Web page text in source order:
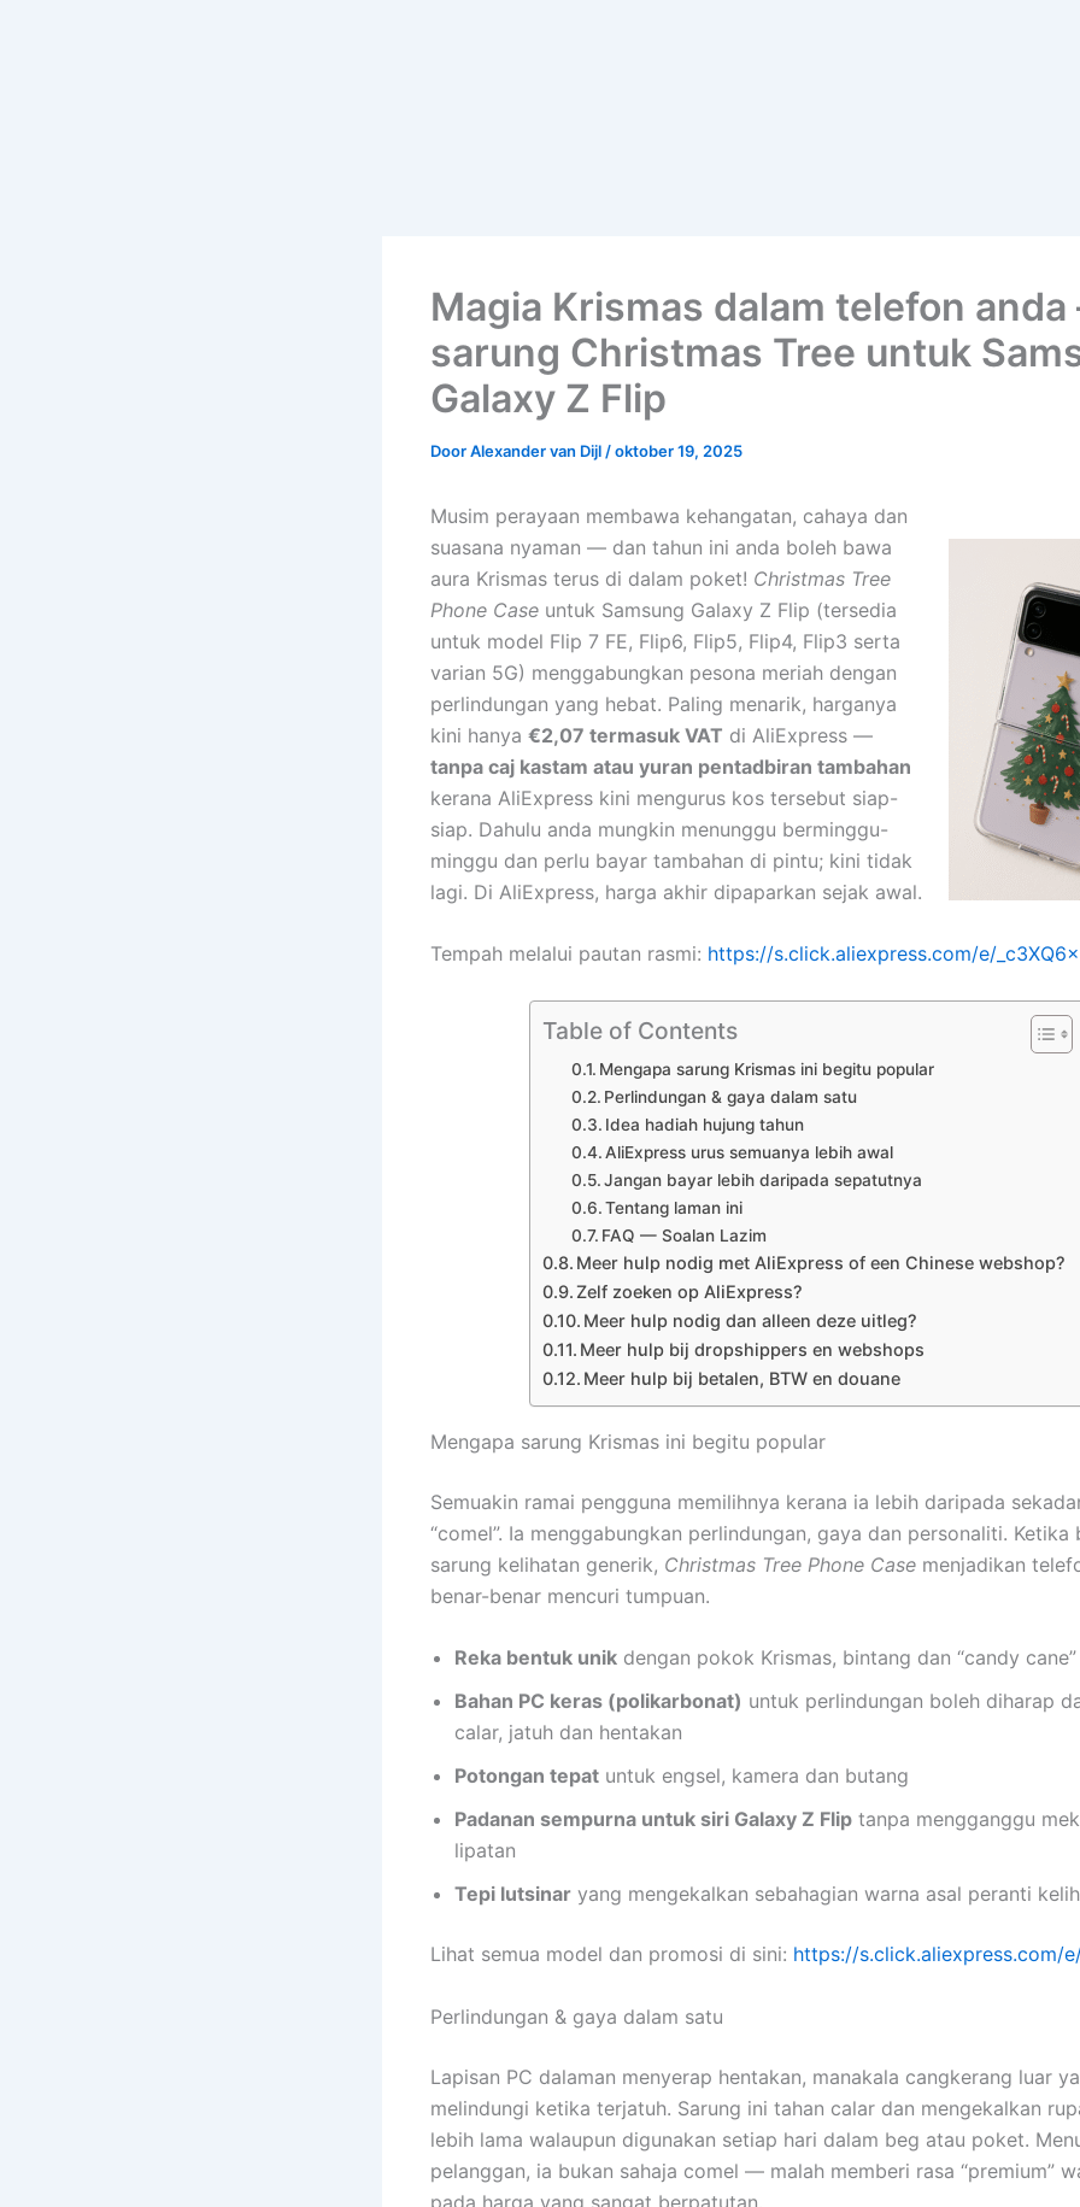
Magia Krismas dalam telefon
sarung Christmas Tree untuk
Galaxy Z Flip
DoorAlexander van Dijl /oktober 19, 2025
Musim perayaan membawa kehangatan, cahaya dan
suasana nyaman — dan tahun ini anda boleh bawa
aura Krismas terus di dalam poket! Christmas Tree
Phone Case untuk Samsung Galaxy Z Flip (tersedia
untuk model Flip 7 FE, Flip6, Flip5, Flip4, Flip3 serta
varian 5G) menggabungkan pesona meriah dengan
perlindungan yang hebat. Paling menarik, harganya
kini hanya €2,07 termasuk VAT di AliExpress —
tanpa caj kastam atau yuran pentadbiran tambahan
kerana AliExpress kini mengurus kos tersebut siap-
siap. Dahulu anda mungkin menunggu berminggu-
minggu dan perlu bayar tambahan di pintu; kini tidak
lagi. Di AliExpress, harga akhir dipaparkan sejak awal.
Tempah melalui pautan rasmi: https://s.click.aliexpress.com/e/
Table of Contents
Mengapa sarung Krismas ini begitu popular
Perlindungan & gaya dalam satu
Idea hadiah hujung tahun
AliExpress urus semuanya lebih awal
Jangan bayar lebih daripada sepatutnya
Tentang laman ini
FAQ — Soalan Lazim
Meer hulp nodig met AliExpress of een Chinese webshop?
Zelf zoeken op AliExpress?
Meer hulp nodig dan alleen deze uitleg?
Meer hulp bij dropshippers en webshops
Meer hulp bij betalen, BTW en douane
Mengapa sarung Krismas ini begitu popular
Semuakin ramai pengguna memilihnya kerana ia lebih daripada
“comel”. Ia menggabungkan perlindungan, gaya dan personaliti. Ketika
sarung kelihatan generik, Christmas Tree Phone Case menjadikan
benar-benar mencuri tumpuan.
Reka bentuk unik dengan pokok Krismas, bintang dan “candy cane”
Bahan PC keras (polikarbonat) untuk perlindungan boleh diharap
calar, jatuh dan hentakan
Potongan tepat untuk engsel, kamera dan butang
Padanan sempurna untuk siri Galaxy Z Flip tanpa mengganggu
lipatan
Tepi lutsinar yang mengekalkan sebahagian warna asal peranti
Lihat semua model dan promosi di sini: https://s.click.aliexpress.com/
Perlindungan & gaya dalam satu
Lapisan PC dalaman menyerap hentakan, manakala cangkerang luar
melindungi ketika terjatuh. Sarung ini tahan calar dan mengekalkan
lebih lama walaupun digunakan setiap hari dalam beg atau poket.
pelanggan, ia bukan sahaja comel — malah memberi rasa “premium”
pada harga yang sangat berpatutan.